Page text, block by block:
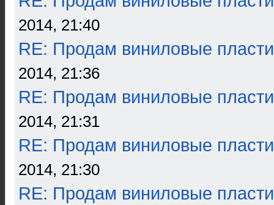
2014, 21:40
RE: Продам виниловые
2014, 21:36
RE: Продам виниловые
2014, 21:31
RE: Продам виниловые
2014, 21:30
RE: Продам виниловые